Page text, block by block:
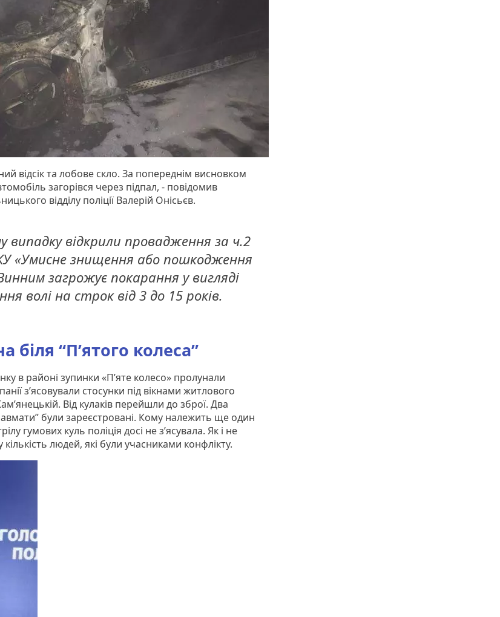
відсік та лобове скло. За попереднім висновком
загорівся через підпал, - повідомив
відділу поліції Валерій Онісьєв.
випадку відкрили провадження за ч.2
«Умисне знищення або пошкодження
загрожує покарання у вигляді
волі на строк від 3 до 15 років.
біля “П’ятого колеса”
в районі зупинки «П’яте колесо» пролунали
з’ясовували стосунки під вікнами житлового
Від кулаків перейшли до зброї. Два
були зареєстровані. Кому належить ще один
гумових куль поліція досі не з’ясувала. Як і не
людей, які були учасниками конфлікту.